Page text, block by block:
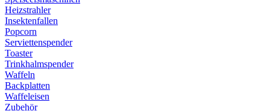
Heizstrahler
Insektenfallen
Popcorn
Serviettenspender
Toaster
Trinkhalmspender
Waffeln
Backplatten
Waffeleisen
Zubehör